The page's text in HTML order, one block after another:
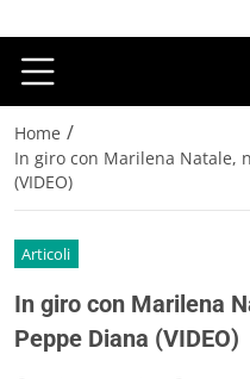
Home /
In giro con Marilena Natale,
(VIDEO)
Articoli
In giro con Marilena
Peppe Diana (VIDEO)